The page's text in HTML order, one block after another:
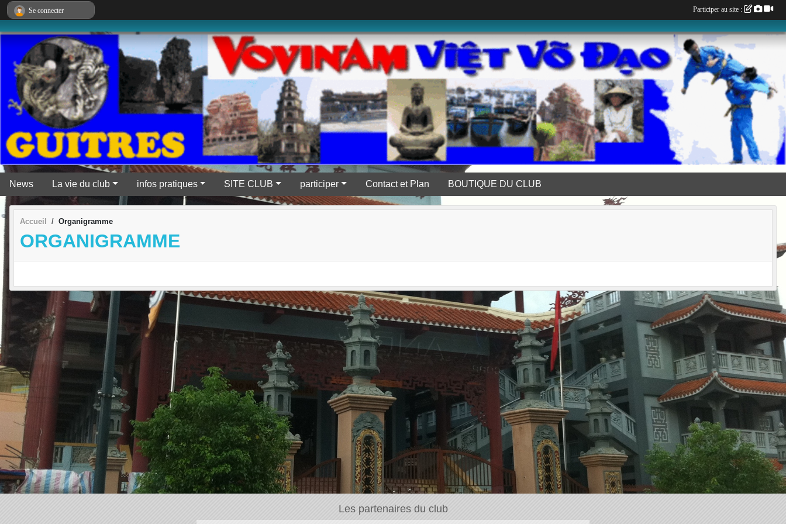
News La vie du club infos pratiques SITE CLUB participer Contact et Plan BOUTIQUE DU CLUB
Accueil Organigramme
ORGANIGRAMME
Les partenaires du club
Se connecter Participer au site :
Panneau de gestion des cookies